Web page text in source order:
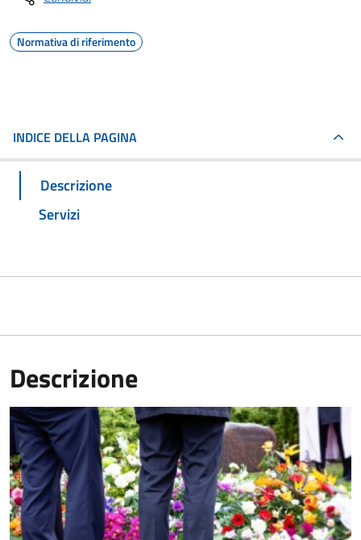
Normativa di riferimento
INDICE DELLA PAGINA
Descrizione
Servizi
Descrizione